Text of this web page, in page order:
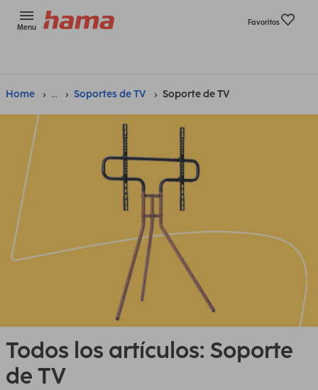
Menu
Favoritos
Home ... Soportes de TV Soporte de TV
Todos los artículos: Soporte
de TV